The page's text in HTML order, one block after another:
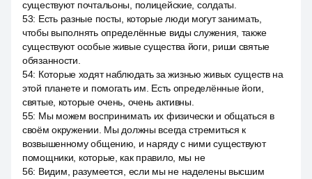
существуют почтальоны, полицейские, солдаты.
53: Есть разные посты, которые люди могут занимать,
чтобы выполнять определённые виды служения, также
существуют особые живые существа йоги, риши святые
обязанности.
54: Которые ходят наблюдать за жизнью живых существ на
этой планете и помогать им. Есть определённые йоги,
святые, которые очень, очень активны.
55: Мы можем воспринимать их физически и общаться в
своём окружении. Мы должны всегда стремиться к
возвышенному общению, и наряду с ними существуют
помощники, которые, как правило, мы не
56: Видим, разумеется, если мы не наделены высшим